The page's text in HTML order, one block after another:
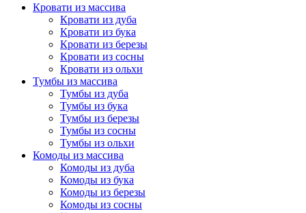
Кровати из массива
Кровати из дуба
Кровати из бука
Кровати из березы
Кровати из сосны
Кровати из ольхи
Тумбы из массива
Тумбы из дуба
Тумбы из бука
Тумбы из березы
Тумбы из сосны
Тумбы из ольхи
Комоды из массива
Комоды из дуба
Комоды из бука
Комоды из березы
Комоды из сосны